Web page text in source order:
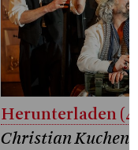
Herunterladen
Christian